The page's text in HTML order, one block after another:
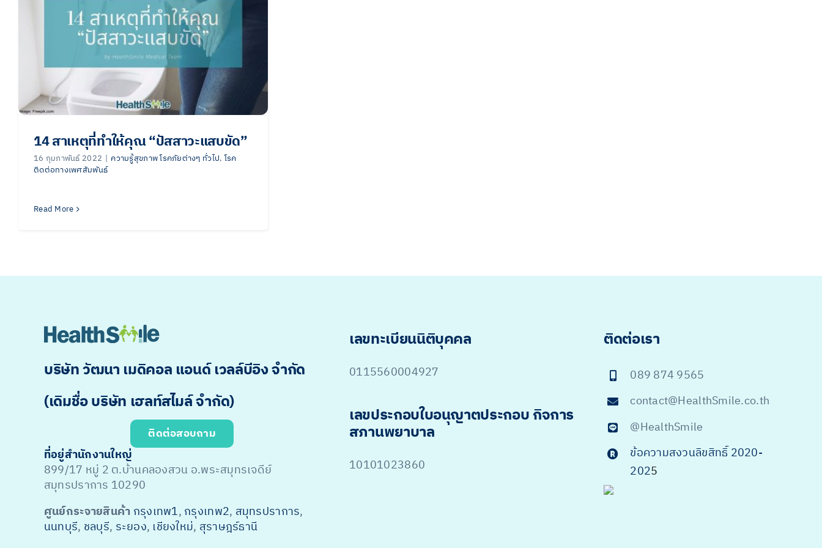
14 สาเหตุที่ทำให้คุณ “ปัสสาวะแสบขัด”
16 กุมภาพันธ์ 2022 | ความรู้สุขภาพ โรคภัยต่างๆ ทั่วไป, โรค
ติดต่อทางเพศสัมพันธ์
Read More
บริษัท วัฒนา เมดิคอล แอนด์ เวลล์บีอิง จำกัด
(เดิมชื่อ บริษัท เฮลท์สไมล์ จำกัด)
ติดต่อสอบถาม
ที่อยู่สำนักงานใหญ่
899/17 หมู่ 2 ต.บ้านคลองสวน อ.พระสมุทรเจดีย์
สมุทรปราการ 10290
ศูนย์กระจายสินค้า กรุงเทพ1, กรุงเทพ2, สมุทรปราการ,
นนทบุรี, ชลบุรี, ระยอง, เชียงใหม่, สุราษฎร์ธานี
เลขทะเบียนนิติบุคคล
0115560004927
เลขประกอบใบอนุญาตประกอบ กิจการ
สภานพยาบาล
10101023860
ติดต่อเรา
089 874 9565
contact@HealthSmile.co.th
@HealthSmile
ข้อความสงวนลิขสิทธิ์ 2020-
2025